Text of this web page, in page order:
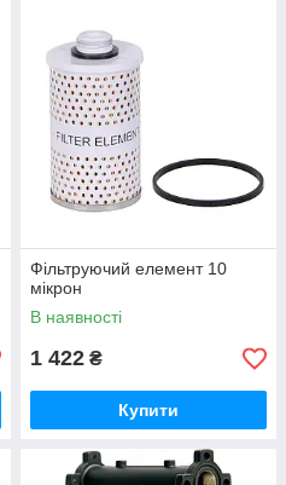
Фільтруючий елемент 10
мікрон
В наявності
1 422 ₴
Купити